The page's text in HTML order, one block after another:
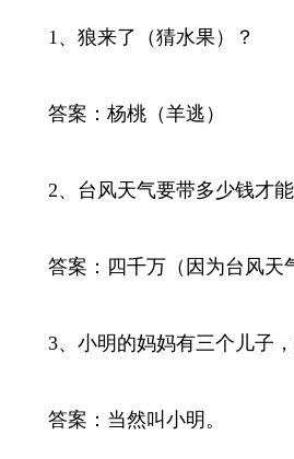
1、狼来了（猜水果）？
答案：杨桃（羊逃）
2、台风天气要带多少钱才能
答案：四千万（因为台风天
3、小明的妈妈有三个儿子，
答案：当然叫小明。